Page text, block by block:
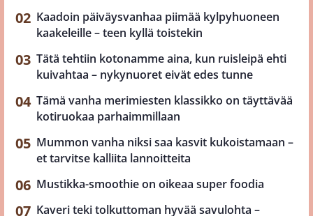
Kaadoin päiväysvanhaa piimää kylpyhuoneen
kaakeleille – teen kyllä toistekin
Tätä tehtiin kotonamme aina, kun ruisleipä ehti
kuivahtaa – nykynuoret eivät edes tunne
Tämä vanha merimiesten klassikko on täyttävää
kotiruokaa parhaimmillaan
Mummon vanha niksi saa kasvit kukoistamaan –
et tarvitse kalliita lannoitteita
Mustikka-smoothie on oikeaa super foodia
Kaveri teki tolkuttoman hyvää savulohta –